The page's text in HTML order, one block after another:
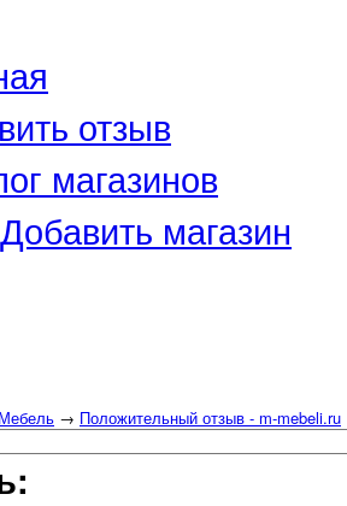
отзыв
магазинов
Добавить магазин
Мебель → Положительный отзыв - m-mebeli.ru